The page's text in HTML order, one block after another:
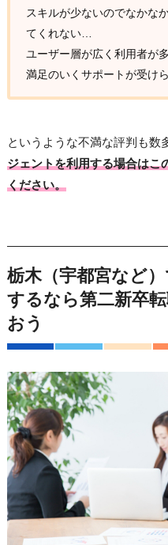
スキルが少ないのでなかな
てくれない…
ユーザー層が広く利用者が
満足のいくサポートが受け
というような不満な評判も数
ジェントを利用する場合はこ
ください。
栃木（宇都宮など
するなら第二新卒
おう